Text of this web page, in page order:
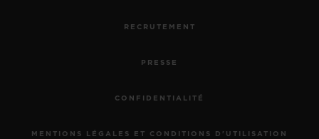
RECRUTEMENT
PRESSE
CONFIDENTIALITÉ
MENTIONS LÉGALES ET CONDITIONS D'UTILISATION